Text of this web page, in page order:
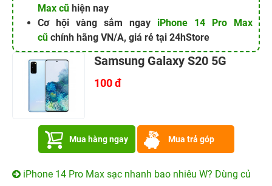
Max cũ hiện nay
Cơ hội vàng sắm ngay iPhone 14 Pro Max
cũ chính hãng VN/A, giá rẻ tại 24hStore
Samsung Galaxy S20 5G
100 đ
Mua hàng ngay Mua trả góp
iPhone 14 Pro Max sạc nhanh bao nhiêu W? Dùng củ